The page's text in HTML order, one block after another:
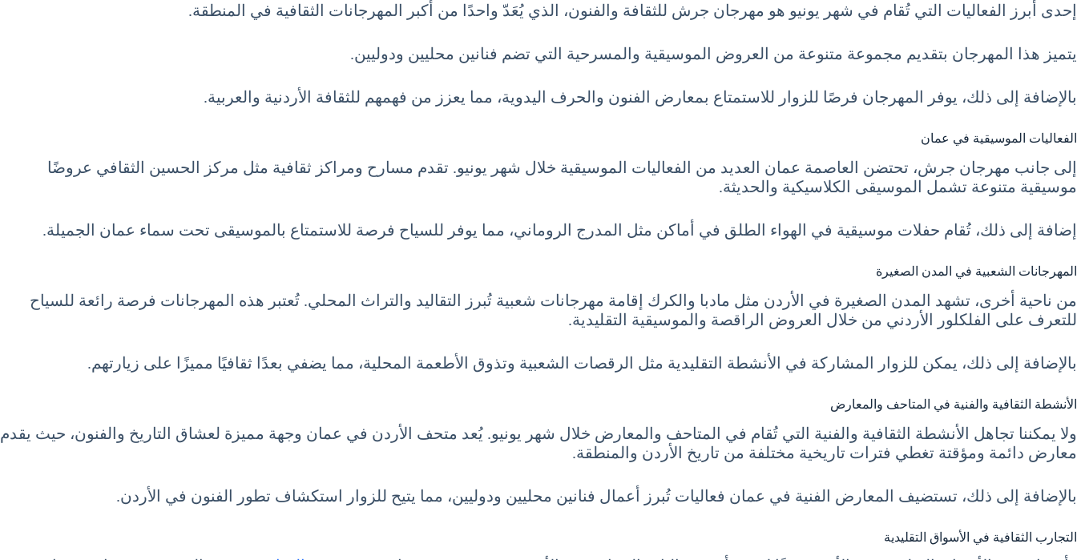
إحدى أبرز الفعاليات التي تُقام في شهر يونيو هو مهرجان جرش للثقافة والفنون، الذي يُعَدّ واحدًا من أكبر المهرجانات الثقافية في المنطقة.
يتميز هذا المهرجان بتقديم مجموعة متنوعة من العروض الموسيقية والمسرحية التي تضم فنانين محليين ودوليين.
بالإضافة إلى ذلك، يوفر المهرجان فرصًا للزوار للاستمتاع بمعارض الفنون والحرف اليدوية، مما يعزز من فهمهم للثقافة الأردنية والعربية.
الفعاليات الموسيقية في عمان
إلى جانب مهرجان جرش، تحتضن العاصمة عمان العديد من الفعاليات الموسيقية خلال شهر يونيو. تقدم مسارح ومراكز ثقافية مثل مركز الحسين الثقافي عروضًا
موسيقية متنوعة تشمل الموسيقى الكلاسيكية والحديثة.
إضافة إلى ذلك، تُقام حفلات موسيقية في الهواء الطلق في أماكن مثل المدرج الروماني، مما يوفر للسياح فرصة للاستمتاع بالموسيقى تحت سماء عمان الجميلة.
المهرجانات الشعبية في المدن الصغيرة
من ناحية أخرى، تشهد المدن الصغيرة في الأردن مثل مادبا والكرك إقامة مهرجانات شعبية تُبرز التقاليد والتراث المحلي. تُعتبر هذه المهرجانات فرصة رائعة للسياح
للتعرف على الفلكلور الأردني من خلال العروض الراقصة والموسيقية التقليدية.
بالإضافة إلى ذلك، يمكن للزوار المشاركة في الأنشطة التقليدية مثل الرقصات الشعبية وتذوق الأطعمة المحلية، مما يضفي بعدًا ثقافيًا مميزًا على زيارتهم.
الأنشطة الثقافية والفنية في المتاحف والمعارض
ولا يمكننا تجاهل الأنشطة الثقافية والفنية التي تُقام في المتاحف والمعارض خلال شهر يونيو. يُعد متحف الأردن في عمان وجهة مميزة لعشاق التاريخ والفنون، حيث يقدم
معارض دائمة ومؤقتة تغطي فترات تاريخية مختلفة من تاريخ الأردن والمنطقة.
بالإضافة إلى ذلك، تستضيف المعارض الفنية في عمان فعاليات تُبرز أعمال فنانين محليين ودوليين، مما يتيح للزوار استكشاف تطور الفنون في الأردن.
التجارب الثقافية في الأسواق التقليدية